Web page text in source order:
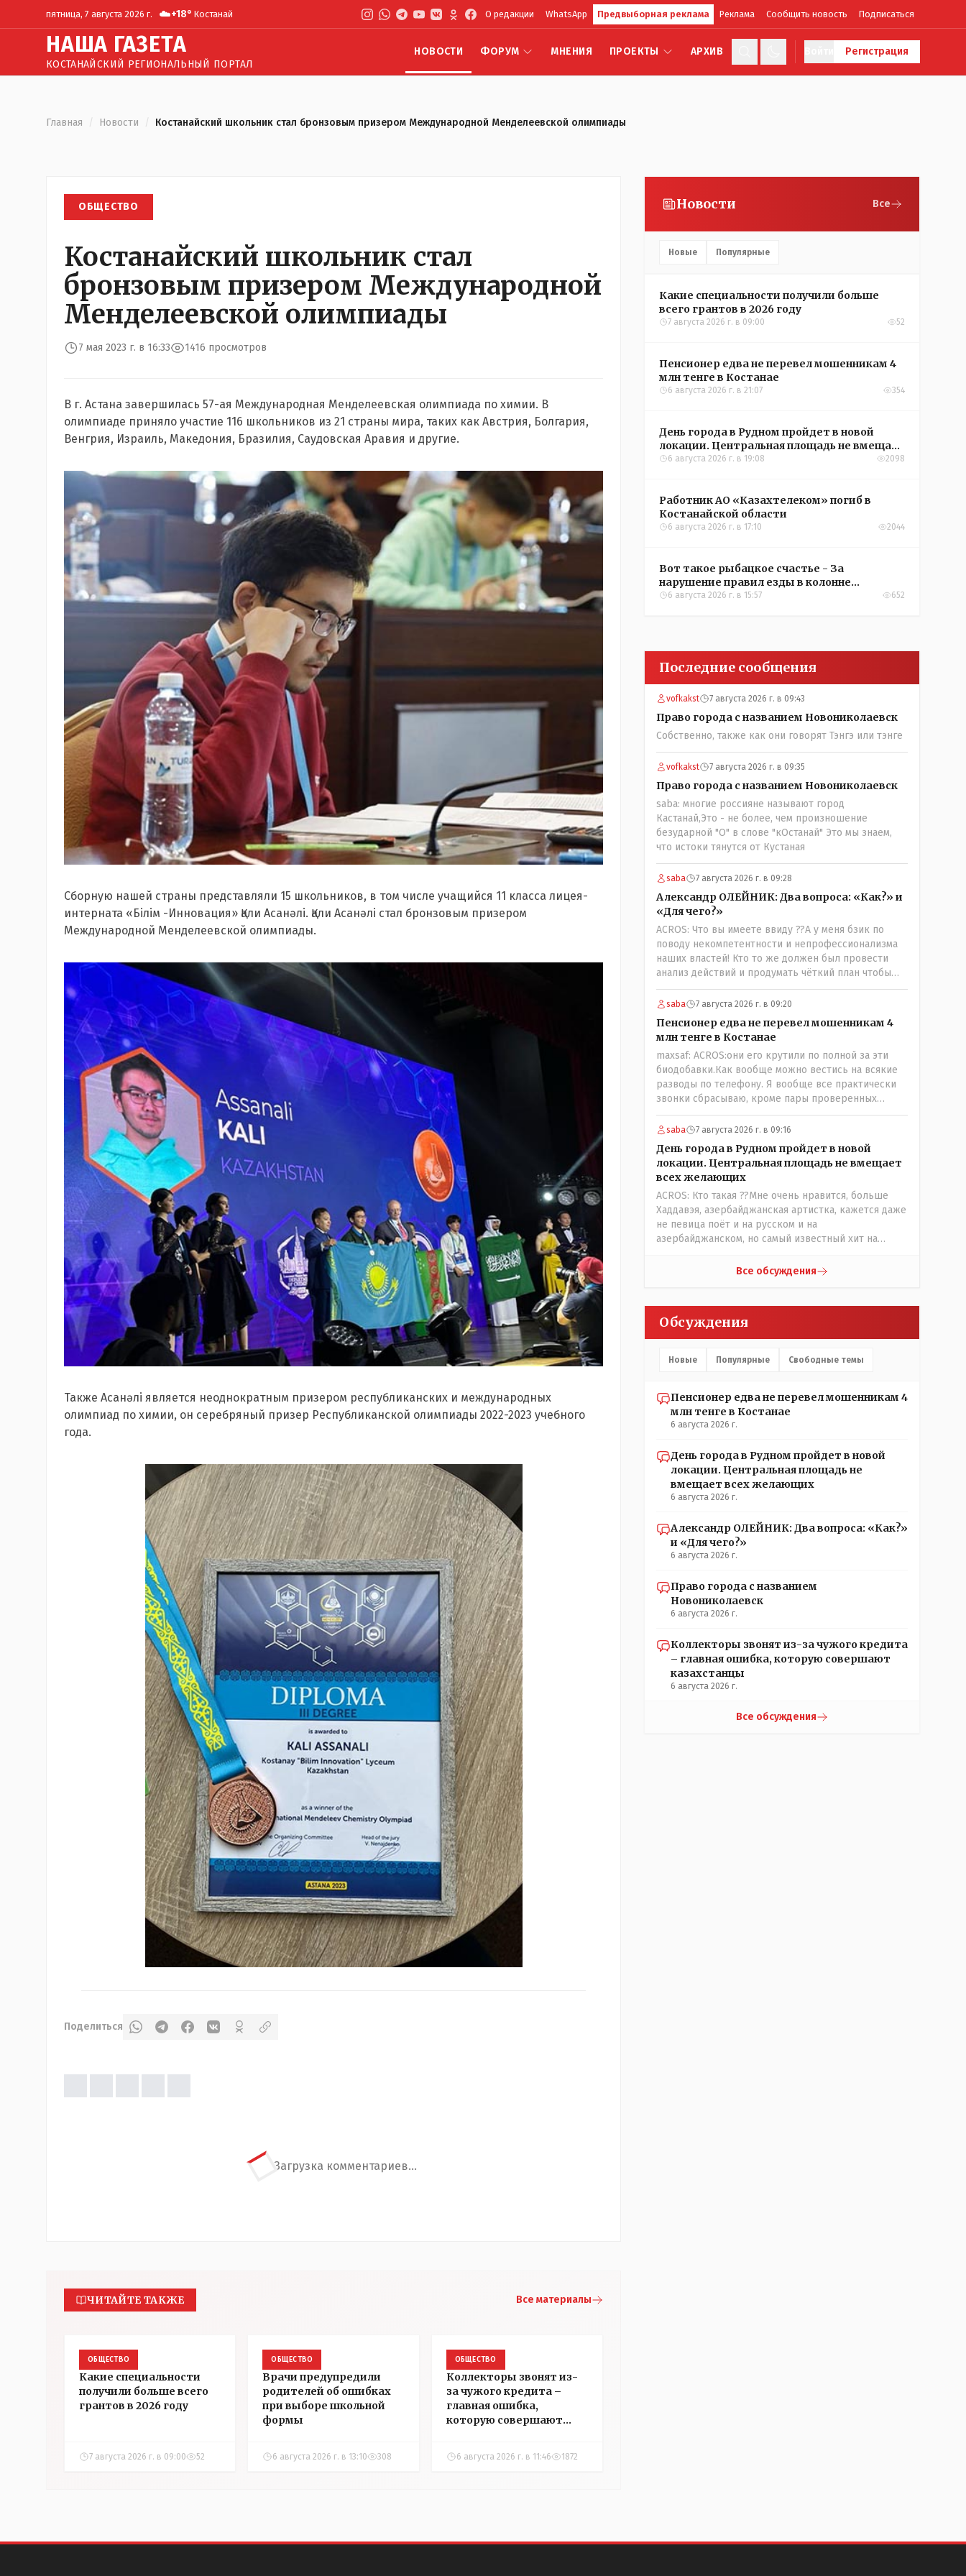
пятница, 7 августа 2026 г. ☁️+18° Костанай О редакции WhatsApp Предвыборная реклама Реклама Сообщить новость Подписаться
НАША ГАЗЕТА
КОСТАНАЙСКИЙ РЕГИОНАЛЬНЫЙ ПОРТАЛ
НОВОСТИ ФОРУМ МНЕНИЯ ПРОЕКТЫ АРХИВ Регистрация
Главная / Новости / Костанайский школьник стал бронзовым призером Международной Менделеевской олимпиады
ОБЩЕСТВО
Костанайский школьник стал
бронзовым призером Международной
Менделеевской олимпиады
7 мая 2023 г. в 16:33 1416 просмотров
В г. Астана завершилась 57-ая Международная Менделеевская олимпиада по химии. В
олимпиаде приняло участие 116 школьников из 21 страны мира, таких как Австрия, Болгария,
Венгрия, Израиль, Македония, Бразилия, Саудовская Аравия и другие.
Сборную нашей страны представляли 15 школьников, в том числе учащийся 11 класса лицея-
интерната «Білім -Инновация» Қали Асанәлі. Қали Асанәлі стал бронзовым призером
Международной Менделеевской олимпиады.
Также Асанәлі является неоднократным призером республиканских и международных
олимпиад по химии, он серебряный призер Республиканской олимпиады 2022-2023 учебного
года.
Поделиться
Загрузка комментариев...
ЧИТАЙТЕ ТАКЖЕ Все материалы
ОБЩЕСТВО
Какие специальности
получили больше всего
грантов в 2026 году
7 августа 2026 г. в 09:00 52
ОБЩЕСТВО
Врачи предупредили
родителей об ошибках
при выборе школьной
формы
6 августа 2026 г. в 13:10 308
ОБЩЕСТВО
Коллекторы звонят из-
за чужого кредита –
главная ошибка,
которую совершают
6 августа 2026 г. в 11:46 1872
Новости Все
Новые Популярные
Какие специальности получили больше
всего грантов в 2026 году
7 августа 2026 г. в 09:00 52
Пенсионер едва не перевел мошенникам 4
млн тенге в Костанае
6 августа 2026 г. в 21:07 354
День города в Рудном пройдет в новой
локации. Центральная площадь не вмещает
всех желающих
6 августа 2026 г. в 19:08 2098
Работник АО «Казахтелеком» погиб в
Костанайской области
6 августа 2026 г. в 17:10 2044
Вот такое рыбацкое счастье - За
нарушение правил езды в колонне
оштрафовали участников соревнований в
6 августа 2026 г. в 15:57 652
Последние сообщения
vofkakst 7 августа 2026 г. в 09:43
Право города с названием Новониколаевск
Собственно, также как они говорят Тэнгэ или тэнге
vofkakst 7 августа 2026 г. в 09:35
Право города с названием Новониколаевск
saba: многие россияне называют город
Кастанай,Это - не более, чем произношение
безударной "О" в слове "кОстанай" Это мы знаем,
что истоки тянутся от Кустаная
saba 7 августа 2026 г. в 09:28
Александр ОЛЕЙНИК: Два вопроса: «Как?» и
«Для чего?»
ACROS: Что вы имеете ввиду ??А у меня бзик по
поводу некомпетентности и непрофессионализма
наших властей! Кто то же должен был провести
анализ действий и продумать чёткий план чтобы
комар носа не подточил! Но тут явно спешили, а в
аналитическом центре либо кто то из
Мальдивы уехал, либо всё вместе! Пока
прокатывает по вышеизложенным Вами причинам,
просто обстоятельства немного меняются по
сравнению с Назарбаевскими временами, власти
решили пощупать кошелёк населения, а это уже
неизвестная в уравнении взаимоотношений власти
и народа! Тут бы как раз специалист-аналитик и
пригодился бы!
saba 7 августа 2026 г. в 09:20
Пенсионер едва не перевел мошенникам 4
млн тенге в Костанае
maxsaf: ACROS:они его крутили по полной за эти
биодобавки.Как вообще можно вестись на всякие
разводы по телефону. Я вообще все практически
звонки сбрасываю, кроме пары проверенных
контактов. Один раз мне мой банк позвонил, не
мошенники. Я приехал туда, в банк, нашел того, кто
мне звонил, притащил к главному менеджеру и
обоим сказал: ещё один такой звонок, без разницы,
какая причина, и я счета свои у вас позакрываю.
Остальные входящие сразу в бан, по умолчанию для
меня любой входящий - Скам, пока не доказано
обратное - Zero trust. Все созвоны - только на
верифицируемые номера.Всё верно, я тоже так
поступаю,но увы любопытство ещё никто не
все равно меня допрашивает:" Кто звонил? От кого
saba 7 августа 2026 г. в 09:16
День города в Рудном пройдет в новой
локации. Центральная площадь не вмещает
всех желающих
ACROS: Кто такая ??Мне очень нравится, больше
Хаддавэя, азербайджанская артистка, кажется даже
не певица поёт и на русском и на
азербайджанском, но самый известный хит на
Все обсуждения
Обсуждения
Новые Популярные Свободные темы
Пенсионер едва не перевел мошенникам 4
млн тенге в Костанае
6 августа 2026 г.
День города в Рудном пройдет в новой
локации. Центральная площадь не
вмещает всех желающих
6 августа 2026 г.
Александр ОЛЕЙНИК: Два вопроса: «Как?»
и «Для чего?»
6 августа 2026 г.
Право города с названием
Новониколаевск
6 августа 2026 г.
Коллекторы звонят из-за чужого кредита
– главная ошибка, которую совершают
казахстанцы
6 августа 2026 г.
Все обсуждения